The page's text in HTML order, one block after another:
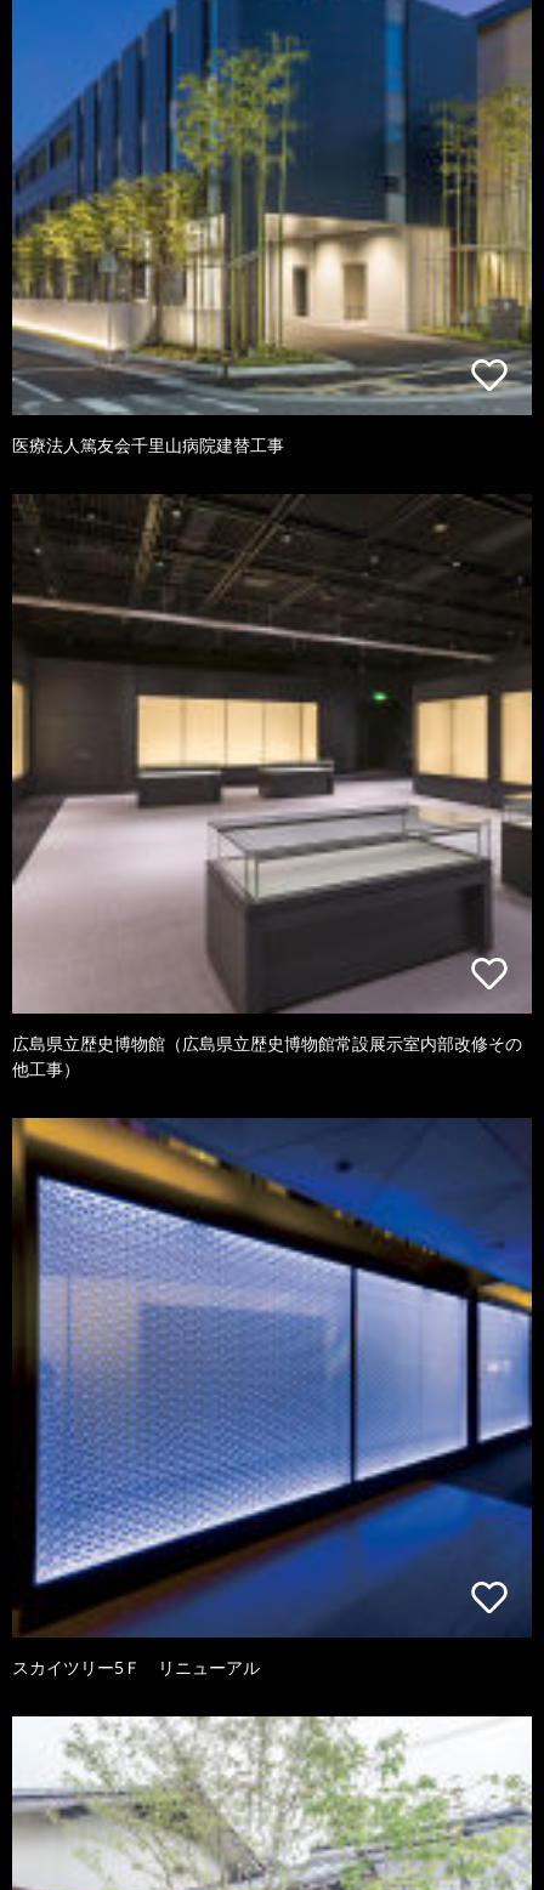
医療法人篤友会千里山病院建替工事
広島県立歴史博物館（広島県立歴史博物館常設展示室内部改修その
他工事）
スカイツリー5Ｆ リニューアル